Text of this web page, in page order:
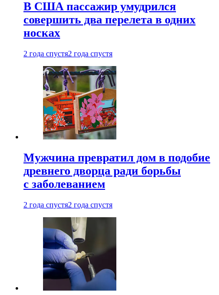
В США пассажир умудрился
совершить два перелета в одних
носках
2 года спустя2 года спустя
Мужчина превратил дом в подобие
древнего дворца ради борьбы
с заболеванием
2 года спустя2 года спустя